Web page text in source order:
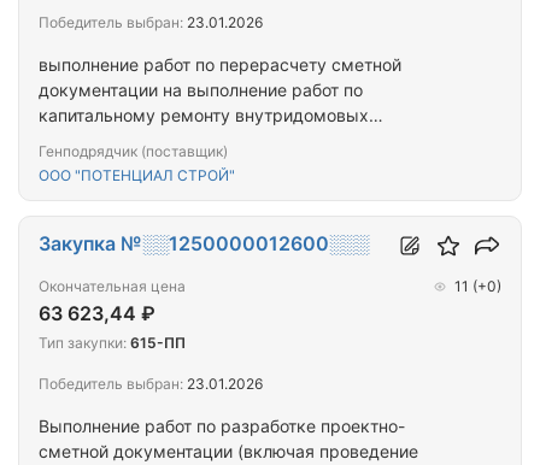
выполнение работ по перерасчету сметной
документации на выполнение работ по
капитальному ремонту внутридомовых
многоквартирном доме, расположенном по
15.
Генподрядчик (поставщик)
ООО "ПОТЕНЦИАЛ СТРОЙ"
Победитель выбран: 23.01.2026
Выполнение работ по разработке проектно-
сметной документации (включая проведение
Закупка №░░1250000012600░░░
Окончательная цена
63 623,44 ₽
11 (+0)
Тип закупки: 615-ПП
Победитель выбран: 23.01.2026